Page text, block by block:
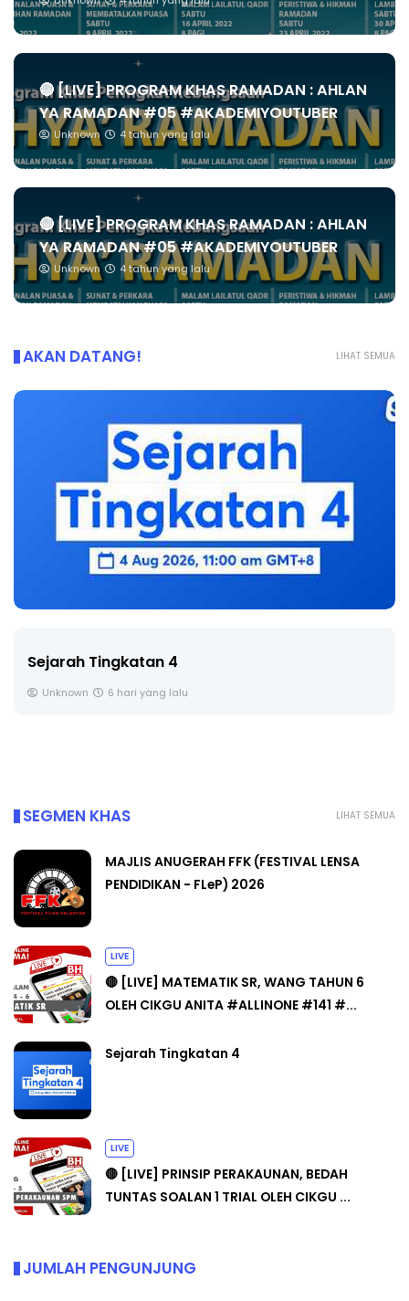
🔴 [LIVE] PROGRAM KHAS RAMADAN : AHLAN
YA RAMADAN #05 #AKADEMIYOUTUBER
Unknown 4 tahun yang lalu
🔴 [LIVE] PROGRAM KHAS RAMADAN : AHLAN
YA RAMADAN #05 #AKADEMIYOUTUBER
Unknown 4 tahun yang lalu
LIHAT SEMUA
AKAN DATANG!
LIVE
🔴 [LIVE] PRINSIP PERAKAUNAN, BEDAH TUNTAS
LIHAT SEMUA
SEGMEN KHAS
MAJLIS ANUGERAH FFK (FESTIVAL LENSA
PENDIDIKAN - FLeP) 2026
LIVE
🔴 [LIVE] MATEMATIK SR, WANG TAHUN 6
OLEH CIKGU ANITA #ALLINONE #141 #...
Sejarah Tingkatan 4
LIVE
🔴 [LIVE] PRINSIP PERAKAUNAN, BEDAH
TUNTAS SOALAN 1 TRIAL OLEH CIKGU ...
JUMLAH PENGUNJUNG